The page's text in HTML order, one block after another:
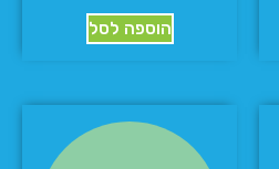
הוספה לסל